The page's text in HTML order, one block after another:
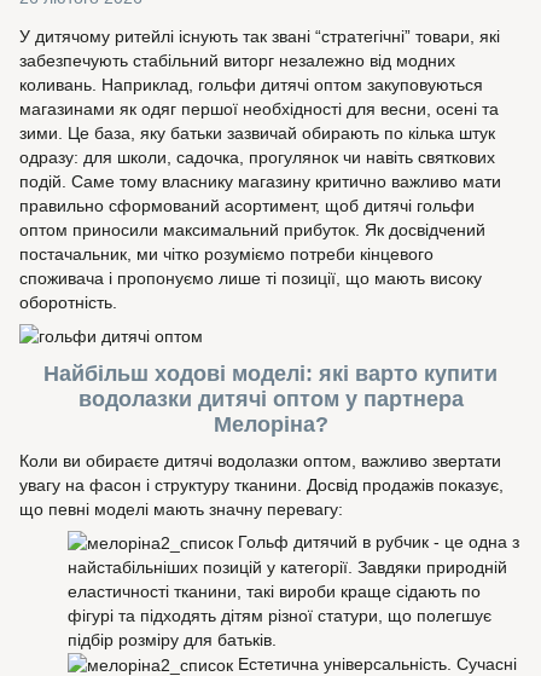
У дитячому ритейлі існують так звані “стратегічні” товари, які
забезпечують стабільний виторг незалежно від модних
коливань. Наприклад, гольфи дитячі оптом закуповуються
магазинами як одяг першої необхідності для весни, осені та
зими. Це база, яку батьки зазвичай обирають по кілька штук
одразу: для школи, садочка, прогулянок чи навіть святкових
подій. Саме тому власнику магазину критично важливо мати
правильно сформований асортимент, щоб дитячі гольфи
оптом приносили максимальний прибуток. Як досвідчений
постачальник, ми чітко розуміємо потреби кінцевого
споживача і пропонуємо лише ті позиції, що мають високу
оборотність.
Найбільш ходові моделі: які варто купити
водолазки дитячі оптом у партнера
Мелоріна?
Коли ви обираєте дитячі водолазки оптом, важливо звертати
увагу на фасон і структуру тканини. Досвід продажів показує,
що певні моделі мають значну перевагу:
Гольф дитячий в рубчик - це одна з
найстабільніших позицій у категорії. Завдяки природній
еластичності тканини, такі вироби краще сідають по
фігурі та підходять дітям різної статури, що полегшує
підбір розміру для батьків.
Естетична універсальність. Сучасні